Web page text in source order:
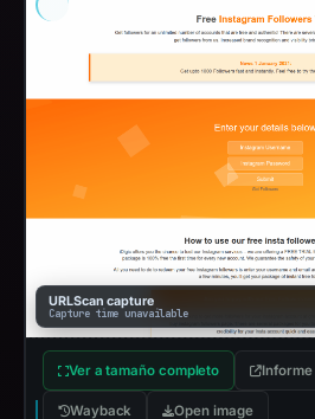
URLScan capture
Capture time unavailable
Ver a tamaño completo
Wayback Open image